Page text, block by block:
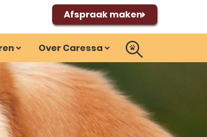
Afspraak maken
Over Caressa